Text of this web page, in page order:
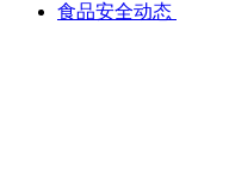
食品安全动态